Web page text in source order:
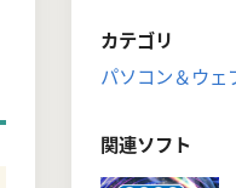
カテゴリ
パソコン＆ウェ
関連ソフト